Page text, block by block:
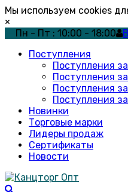
Мы используем cookies
×
Пн - Пт : 10:00 - 18:00
Поступления
Поступления
Поступления
Поступления
Поступления
Новинки
Торговые марки
Лидеры продаж
Сертификаты
Новости